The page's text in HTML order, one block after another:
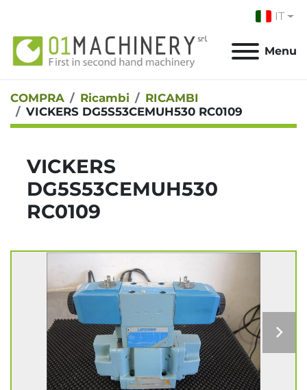
IT
Menu
COMPRA Ricambi
RICAMBI
VICKERS DG5S53CEMUH530 RC0109
VICKERS
DG5S53CEMUH530
RC0109